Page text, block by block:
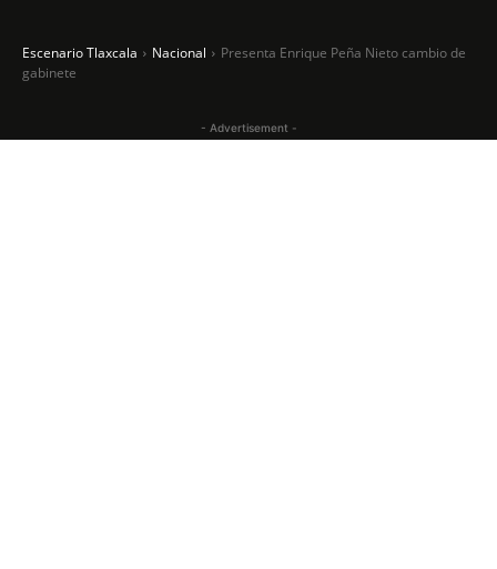
Escenario Tlaxcala Nacional
Presenta Enrique Peña Nieto cambio de
gabinete
- Advertisement -